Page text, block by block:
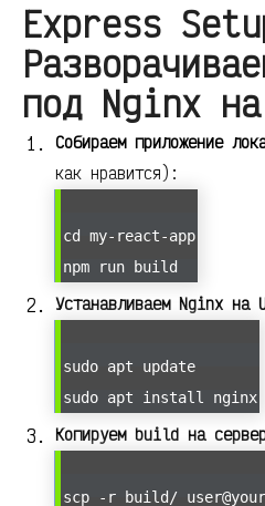
Express
под Nginx
Собираем приложение
как нравится):
cd my-react-app
npm run build
Устанавливаем Nginx на
sudo apt update
sudo apt install nginx
Копируем build на
scp -r build/